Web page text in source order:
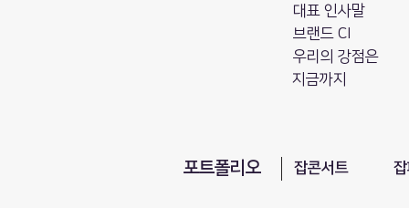
대표 인사말
브랜드 CI
​우리의 강점은
지금까지
포트폴리오 ​잡콘서트 잡